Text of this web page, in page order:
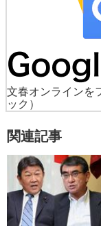
文春オンラインを
ック）
関連記事